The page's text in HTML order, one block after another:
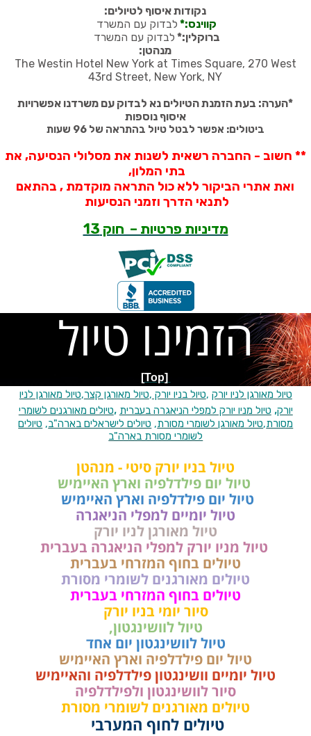
הזמינו טיול
[Top]
נקודות איסוף לטיולים:
קווינס:* לבדוק עם המשרד
ברוקלין:* לבדוק עם המשרד
מנהטן:
The Westin Hotel New York at Times Square, 270 West
43rd Street, New York, NY
*הערה: בעת הזמנת הטיולים נא לבדוק עם משרדנו אפשרויות
איסוף נוספות
ביטולים: אפשר לבטל טיול בהתראה של 96 שעות
** חשוב - החברה רשאית לשנות את מסלולי הנסיעה, את
בתי המלון,
ואת אתרי הביקור ללא כול התראה מוקדמת , בהתאם
לתנאי הדרך וזמני הנסיעות
טיול יום פילדלפיה וארץ האיימיש
טיול יום פילדלפיה וארץ האיימיש
טיול בניו יורק סיטי - מנהטן
טיול מניו יורק למפלי הניאגרה בעברית
טיול מאורגן לניו יורק
טיול יומיים למפלי הניאגרה
טיולים בחוף המזרחי בעברית
טיולים מאורגנים לשומרי מסורת
טיולים בחוף המזרחי בעברית
טיול יום פילדלפיה וארץ האיימיש
טיול לוושינגטון יום אחד
טיול לוושינגטון,
טיולים מאורגנים לשומרי מסורת
סיור לוושינגטון ולפילדלפיה
טיול יומיים וושינגטון פילדלפיה והאיימיש
סיור יומי בניו יורק
טיולים לחוף המערבי
טיול מאורגן לניו יורק ,טיול בניו יורק ,טיול מאורגן קצר,טיול מאורגן לניו
יורק, טיול מניו יורק למפלי הניאגרה בעברית ,טיולים מאורגנים לשומרי
מסורת,טיול מאורגן לשומרי מסורת, טיולים לישראלים בארה"ב, טיולים
לשומרי מסורת בארה"ב
מדיניות פרטיות – חוק 13